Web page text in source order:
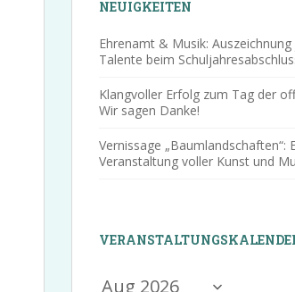
NEUIGKEITEN
Ehrenamt & Musik:
Talente beim
Klangvoller Erfolg zum Tag der
Wir sagen Danke!
Vernissage „Baumlandschaften“:
Veranstaltung voller Kunst und